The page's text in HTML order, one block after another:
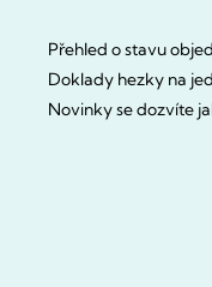
Přehled o stavu
Doklady hezky na
Novinky se dozvíte